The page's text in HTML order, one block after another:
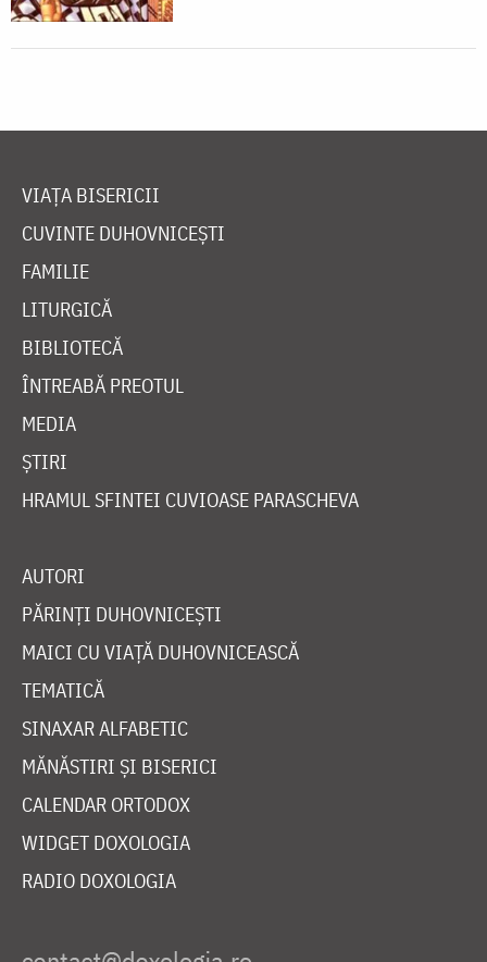
VIAȚA BISERICII
CUVINTE DUHOVNICEȘTI
FAMILIE
LITURGICĂ
BIBLIOTECĂ
ÎNTREABĂ PREOTUL
MEDIA
ȘTIRI
HRAMUL SFINTEI CUVIOASE PARASCHEVA
AUTORI
PĂRINȚI DUHOVNICEȘTI
MAICI CU VIAȚĂ DUHOVNICEASCĂ
TEMATICĂ
SINAXAR ALFABETIC
MĂNĂSTIRI ȘI BISERICI
CALENDAR ORTODOX
WIDGET DOXOLOGIA
RADIO DOXOLOGIA